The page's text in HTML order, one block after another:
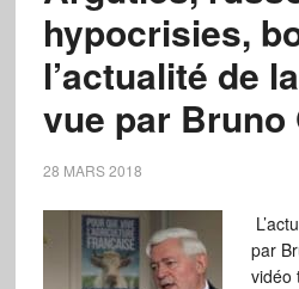
hypocrisies,
l’actualité de
vue par
28 MARS 2018
par
vidéo